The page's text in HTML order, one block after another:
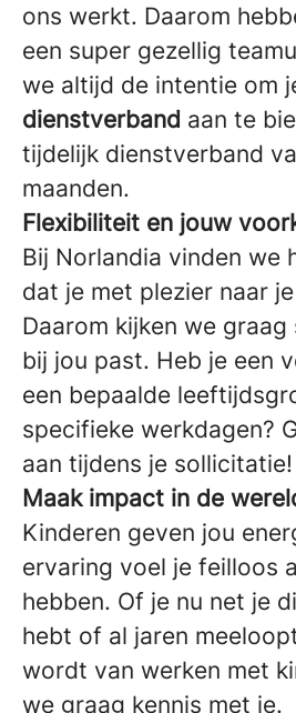
ons werkt. Daarom
een super gezellig
we altijd de intentie om
dienstverband aan te
tijdelijk dienstverband
maanden.
Flexibiliteit en jouw
Bij Norlandia vinden we
dat je met plezier naar
Daarom kijken we graag
bij jou past. Heb je een
een bepaalde
specifieke werkdagen?
aan tijdens je sollicitatie!
Maak impact in de
Kinderen geven jou
ervaring voel je feilloos
hebben. Of je nu net je
hebt of al jaren
wordt van werken met
we graag kennis met je.